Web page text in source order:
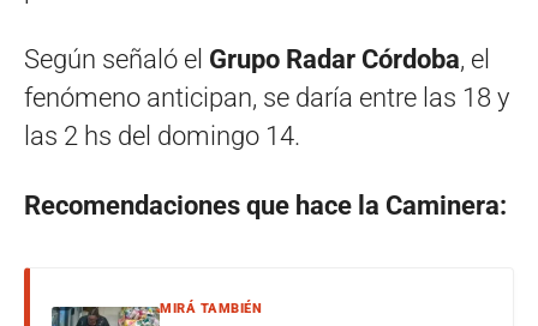
Según señaló el Grupo Radar Córdoba, el
fenómeno anticipan, se daría entre las 18 y
las 2 hs del domingo 14.
Recomendaciones que hace la Caminera:
MIRÁ TAMBIÉN